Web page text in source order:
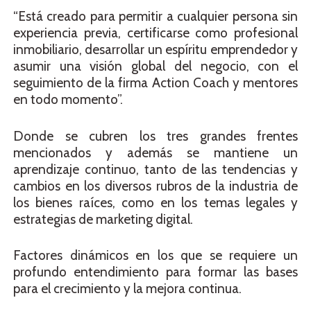
“Está creado para permitir a cualquier persona sin
experiencia previa, certificarse como profesional
inmobiliario, desarrollar un espíritu emprendedor y
asumir una visión global del negocio, con el
seguimiento de la firma Action Coach y mentores
en todo momento”.
Donde se cubren los tres grandes frentes
mencionados y además se mantiene un
aprendizaje continuo, tanto de las tendencias y
cambios en los diversos rubros de la industria de
los bienes raíces, como en los temas legales y
estrategias de marketing digital.
Factores dinámicos en los que se requiere un
profundo entendimiento para formar las bases
para el crecimiento y la mejora continua.